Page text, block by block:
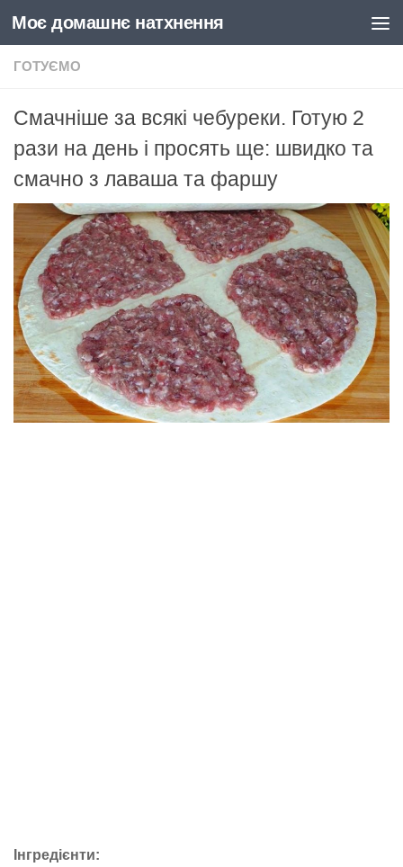
Skip to content
Моє домашнє натхнення
ГОТУЄМО
Смачніше за всякі чебуреки. Готую 2
рази на день і просять ще: швидко та
смачно з лаваша та фаршу
Інгредієнти: